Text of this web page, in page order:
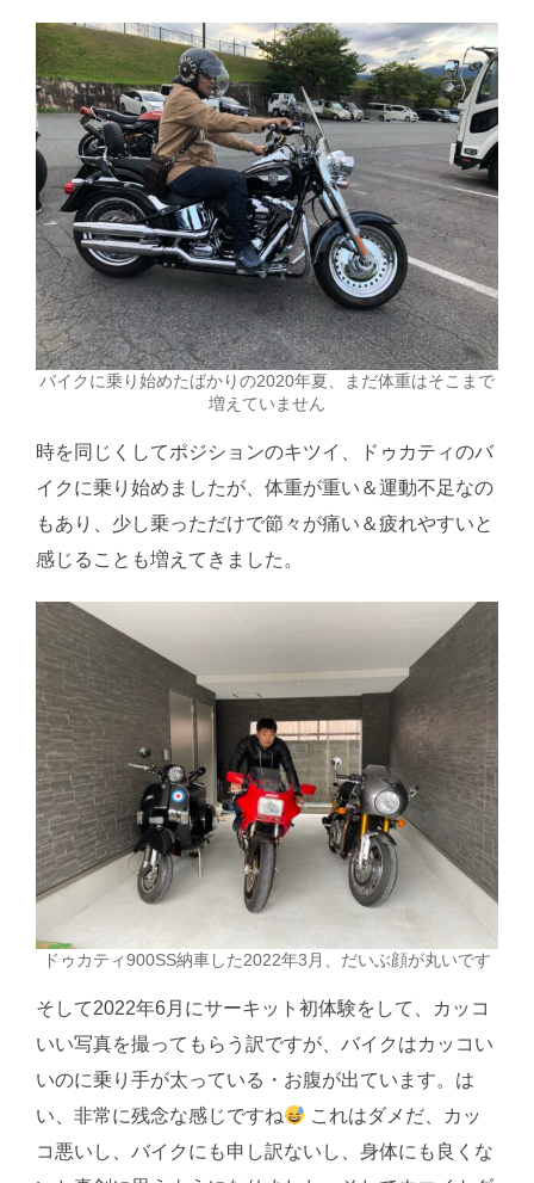
バイクに乗り始めたばかりの2020年夏、まだ体重はそこまで
増えていません
時を同じくしてポジションのキツイ、ドゥカティのバ
イクに乗り始めましたが、体重が重い＆運動不足なの
もあり、少し乗っただけで節々が痛い＆疲れやすいと
感じることも増えてきました。
ドゥカティ900SS納車した2022年3月、だいぶ顔が丸いです
そして2022年6月にサーキット初体験をして、カッコ
いい写真を撮ってもらう訳ですが、バイクはカッコい
いのに乗り手が太っている・お腹が出ています。は
い、非常に残念な感じですね
これはダメだ、カッ
コ悪いし、バイクにも申し訳ないし、身体にも良くな